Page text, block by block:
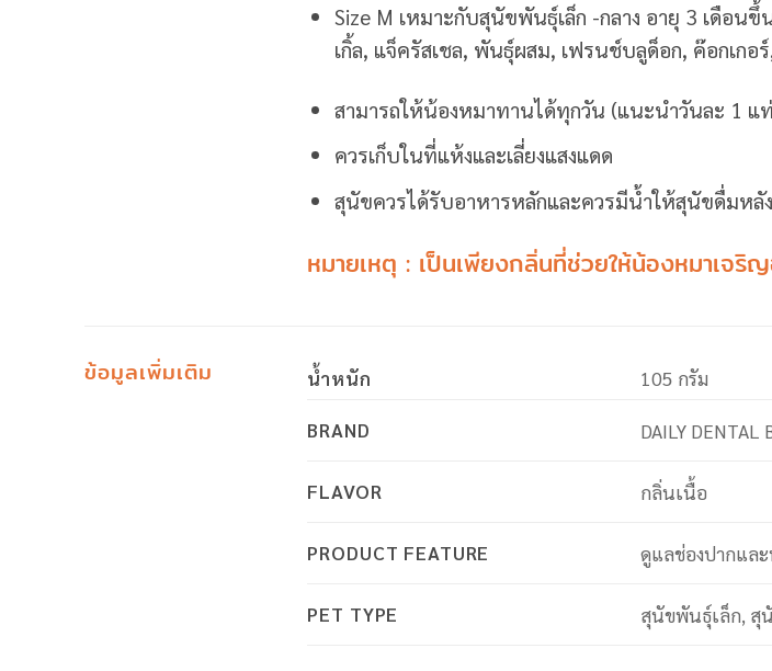
Size M เหมาะกับสุนัขพันธุ์เล็ก -กลาง อายุ 3 เดื
เกิ้ล, แจ็ครัสเชล, พันธุ์ผสม, เฟรนช์บลูด็อก, ค๊อกเกอ
สามารถให้น้องหมาทานได้ทุกวัน (แนะนำวันละ 1 แ
ควรเก็บในที่แห้งและเลี่ยงแสงแดด
สุนัขควรได้รับอาหารหลักและควรมีน้ำให้สุนัขดื่มห
หมายเหตุ : เป็นเพียงกลิ่นที่ช่วยให้น้องหมาเจริ
ข้อมูลเพิ่มเติม น้ำหนัก 105 กรัม
BRAND DAILY DENTAL
FLAVOR กลิ่นเนื้อ
PRODUCT FEATURE ดูแลช่องปากและ
PET TYPE สุนัขพันธุ์เล็ก, สุ